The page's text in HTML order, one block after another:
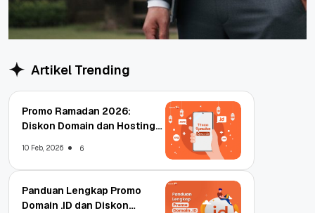
Artikel Trending
Promo Ramadan 2026:
Diskon Domain dan Hosting
10 Feb, 2026 6
Panduan Lengkap Promo
Domain .ID dan Diskon